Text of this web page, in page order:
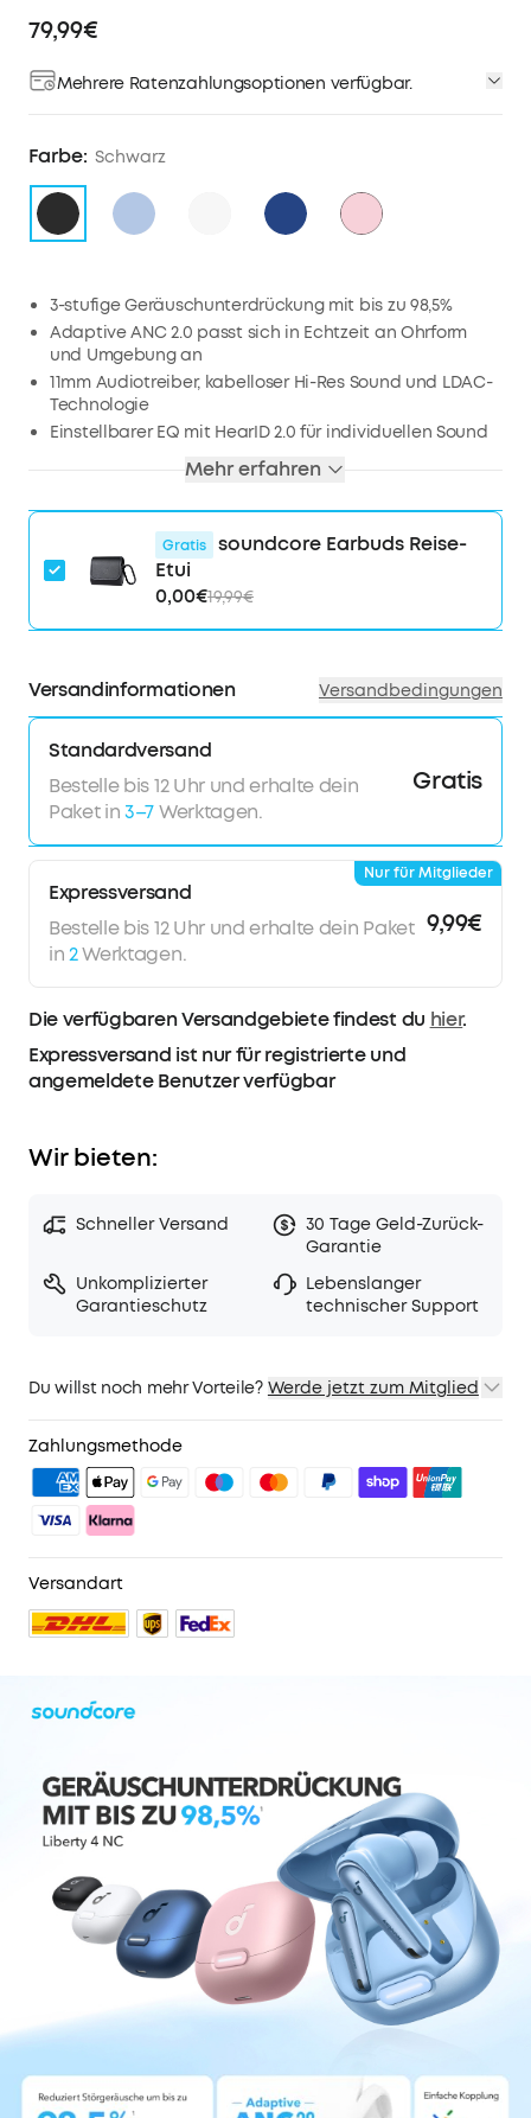
79,99€
Mehrere Ratenzahlungsoptionen verfügbar.
Farbe: Schwarz
3-stufige Geräuschunterdrückung mit bis zu 98,5%
Adaptive ANC 2.0 passt sich in Echtzeit an Ohrform
und Umgebung an
11mm Audiotreiber, kabelloser Hi-Res Sound und LDAC-
Technologie
Einstellbarer EQ mit HearID 2.0 für individuellen Sound
10/50 Stunden Wiedergabeleistung
Verbindung
Wasserdicht nach IPX4 Schutzklasse
6 Mikrofone mit KI-Algorithmus für klare Anrufqualität
Hinweis: Weitere Tipps zum Koppeln deiner Liberty 4
NC-Kopfhörer mit einem Handy der Samsung Galaxy
S23-Serie findest du in unseren FAQ und in unseren
Mehr erfahren
Gratis
soundcore Earbuds Reise-
Etui
0,00€19,99€
Versandinformationen Versandbedingungen
Standardversand
Bestelle bis 12 Uhr und erhalte dein
Paket in3–7Werktagen.
Gratis
Expressversand
Bestelle bis 12 Uhr und erhalte dein Paket
in2Werktagen.
9,99€
Nur für Mitglieder
Die verfügbaren Versandgebiete findest du hier.
Expressversand ist nur für registrierte und
angemeldete Benutzer verfügbar
Wir bieten:
Schneller Versand
30 Tage Geld-Zurück-
Garantie
Unkomplizierter
Garantieschutz
Lebenslanger
technischer Support
Du willst noch mehr Vorteile? Werde jetzt zum Mitglied
2. Mitglieder-Preise für ausgewähte Produkte
3. Geburtstagsgeschenk
4. Weitere Vorteile mit soundcoreCredits
Mehr erfahren
Zahlungsmethode
Versandart
547 reviews